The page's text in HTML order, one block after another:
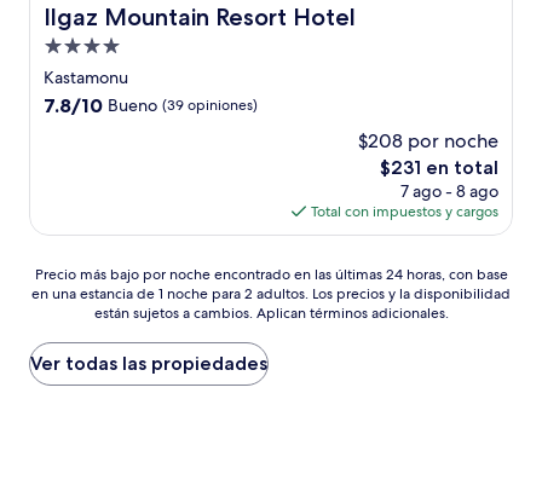
Ilgaz Mountain Resort Hotel
Ilgaz Mountain Resort Hotel
Propiedad
de
4.0
Kastamonu
7.8
7.8/10 Bueno (39 opiniones)
$208 por noche
El
precio
actual
es
$231
$231 en total
7 ago - 8 ago
Total con impuestos y cargos
Precio
más
por
noche
encontrado
Precio más bajo por noche encontrado en las últimas 24 horas, con base
en una estancia de 1 noche para 2 adultos. Los precios y la disponibilidad
están sujetos a cambios. Aplican términos adicionales.
Ver todas las propiedades